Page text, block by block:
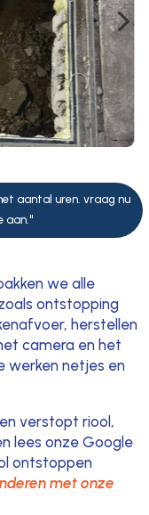
5
aantal uren. vraag nu
aan."
we alle
ontstopping
herstellen
camera en het
werken netjes en
verstopt riool,
lees onze Google
ontstoppen
met onze